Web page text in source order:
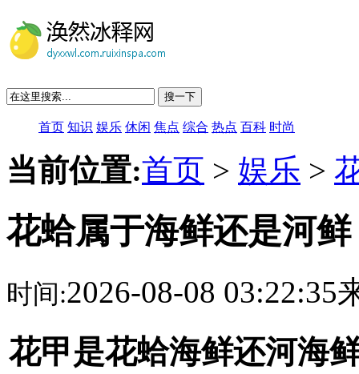
搜一下
首页 知识 娱乐 休闲 焦点 综合 热点 百科 时尚
当前位置:首页 > 娱乐 >
花蛤属于海鲜还是河鲜
时间:2026-08-08 03:22:35
花甲是花蛤海鲜还河海